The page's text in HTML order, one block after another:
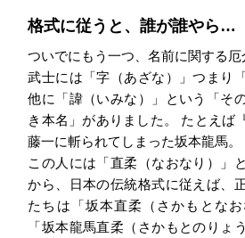
格式に従うと、誰が誰やら…
ついでにもう一つ、名前に関する厄
武士には「字（あざな）」つまり
他に「諱（いみな）」という「そ
き本名」がありました。 たとえば
藤一に斬られてしまった坂本龍馬。
この人には「直柔（なおなり）」
から、日本の伝統格式に従えば、
たちは「坂本直柔（さかもとな
「坂本龍馬直柔（さかもとのりょ